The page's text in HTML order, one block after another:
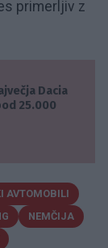
primerljiv z
Dacia
25.000
AVTOMOBILI
NEMČIJA